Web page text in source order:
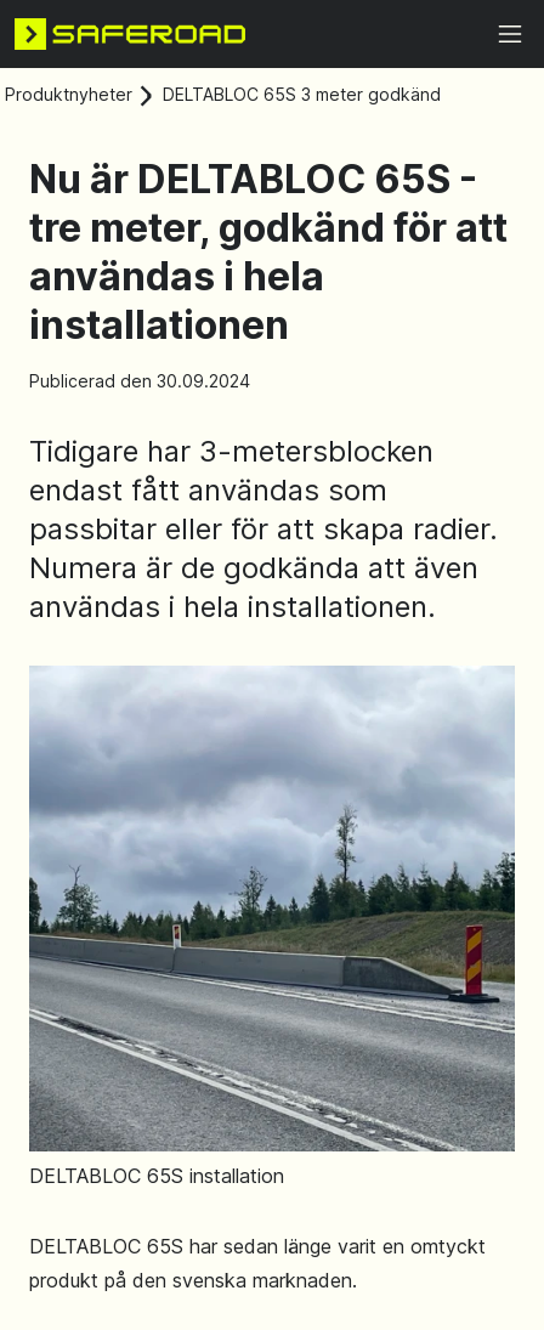
Produktnyheter DELTABLOC 65S 3 meter godkänd
Nu är DELTABLOC 65S -
tre meter, godkänd för att
användas i hela
installationen
Publicerad den 30.09.2024
Tidigare har 3-metersblocken
endast fått användas som
passbitar eller för att skapa radier.
Numera är de godkända att även
användas i hela installationen.
DELTABLOC 65S installation
DELTABLOC 65S har sedan länge varit en omtyckt
produkt på den svenska marknaden.